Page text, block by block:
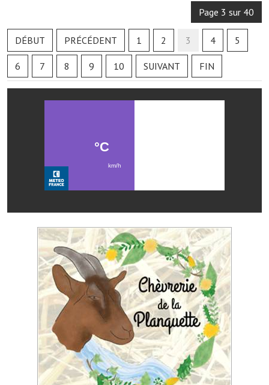
VILLE PRATIQUE
Services publics intercommunaux
Affaires scolaires, CCAS
France Renov
Services publics communaux
Démarches administratives
Urbanisme
Biens à louer
Terrains et maisons à vendre
Etablissements scolaires
Equipements sportifs
Page 3 sur 40
DÉBUT PRÉCÉDENT 1 2 3 4 5
6 7 8 9 10 SUIVANT FIN